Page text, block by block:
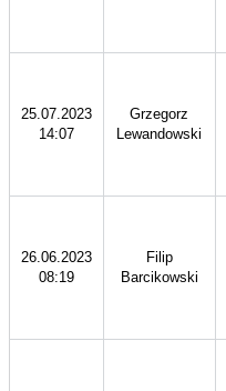
25.07.2023
14:07
Grzegorz
Lewandowski
26.06.2023
08:19
Filip
Barcikowski